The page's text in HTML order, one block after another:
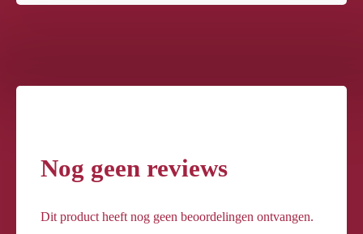
Nog geen reviews
Dit product heeft nog geen beoordelingen ontvangen.